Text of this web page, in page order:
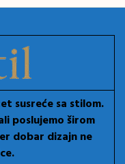
susreće sa stilom.
poslujemo širom
dobar dizajn ne